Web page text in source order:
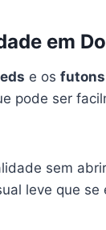
em
e os futons
pode ser
sem
leve que se